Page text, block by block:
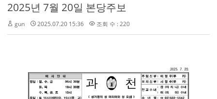
2025년 7월 20일 본당주보
gun 2025.07.20 15:36 조회 수 : 220